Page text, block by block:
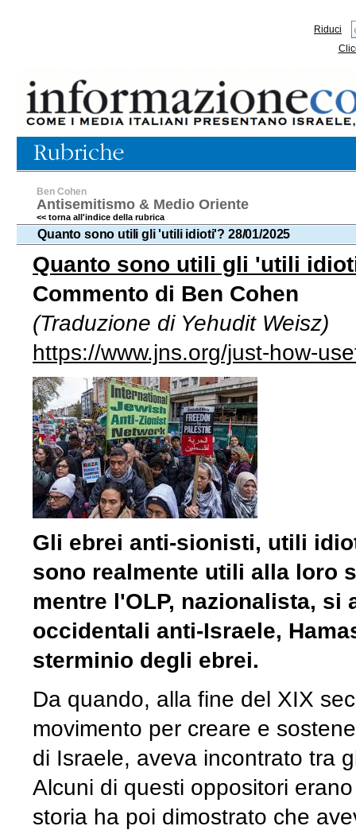
Riduci
Ben Cohen
Antisemitismo & Medio Oriente
<< torna all'indice della rubrica
Quanto sono utili gli 'utili idioti'? 28/01/2025
Quanto sono utili gli 'utili
Commento di Ben Cohen
(Traduzione di Yehudit Weisz)
https://www.jns.org/just-how-
Gli ebrei anti-sionisti, utili
sono realmente utili alla loro
mentre l'OLP, nazionalista,
occidentali anti-Israele,
sterminio degli ebrei.
Da quando, alla fine del XIX
movimento per creare e
di Israele, aveva incontrato tra
Alcuni di questi oppositori
storia ha poi dimostrato che